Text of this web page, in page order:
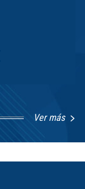
Ver más